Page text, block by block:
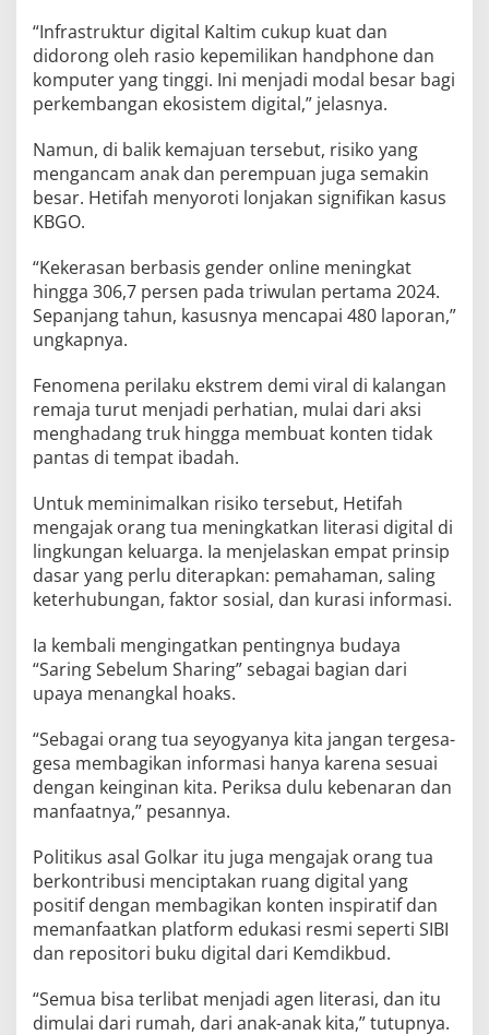
“Infrastruktur digital Kaltim cukup kuat dan
didorong oleh rasio kepemilikan handphone dan
komputer yang tinggi. Ini menjadi modal besar bagi
perkembangan ekosistem digital,” jelasnya.
Namun, di balik kemajuan tersebut, risiko yang
mengancam anak dan perempuan juga semakin
besar. Hetifah menyoroti lonjakan signifikan kasus
KBGO.
“Kekerasan berbasis gender online meningkat
hingga 306,7 persen pada triwulan pertama 2024.
Sepanjang tahun, kasusnya mencapai 480 laporan,”
ungkapnya.
Fenomena perilaku ekstrem demi viral di kalangan
remaja turut menjadi perhatian, mulai dari aksi
menghadang truk hingga membuat konten tidak
pantas di tempat ibadah.
Untuk meminimalkan risiko tersebut, Hetifah
mengajak orang tua meningkatkan literasi digital di
lingkungan keluarga. Ia menjelaskan empat prinsip
dasar yang perlu diterapkan: pemahaman, saling
keterhubungan, faktor sosial, dan kurasi informasi.
Ia kembali mengingatkan pentingnya budaya
“Saring Sebelum Sharing” sebagai bagian dari
upaya menangkal hoaks.
“Sebagai orang tua seyogyanya kita jangan tergesa-
gesa membagikan informasi hanya karena sesuai
dengan keinginan kita. Periksa dulu kebenaran dan
manfaatnya,” pesannya.
Politikus asal Golkar itu juga mengajak orang tua
berkontribusi menciptakan ruang digital yang
positif dengan membagikan konten inspiratif dan
memanfaatkan platform edukasi resmi seperti SIBI
dan repositori buku digital dari Kemdikbud.
“Semua bisa terlibat menjadi agen literasi, dan itu
dimulai dari rumah, dari anak-anak kita,” tutupnya.